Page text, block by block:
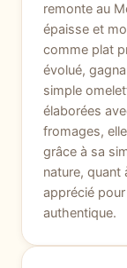
remonte au
épaisse et
comme plat
évolué,
simple
élaborées
fromages,
grâce à sa
nature, quant
apprécié
authentique.